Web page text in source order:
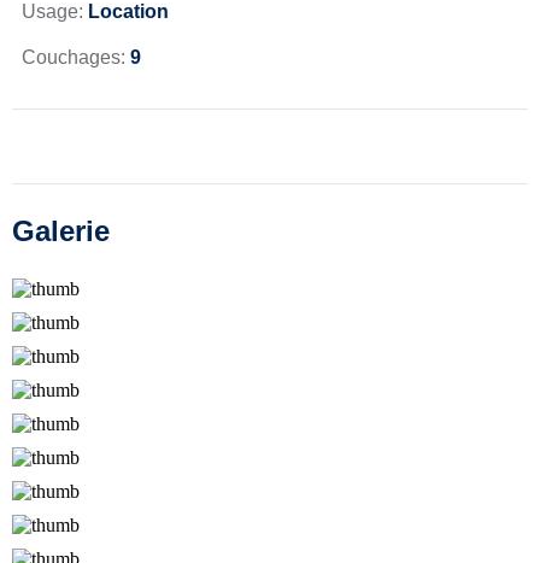
Usage: Location
Couchages: 9
Galerie